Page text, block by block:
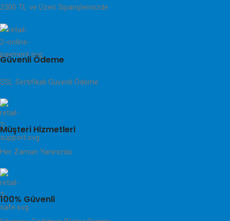
2500 TL ve Üzeri Siparişlerinizde
Güvenli Ödeme
SSL Sertifikalı Güvenli Ödeme
Müşteri Hizmetleri
Her Zaman Yanınızda
100% Güvenli